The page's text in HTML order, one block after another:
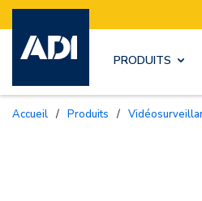
PRODUITS
Accueil / Produits /